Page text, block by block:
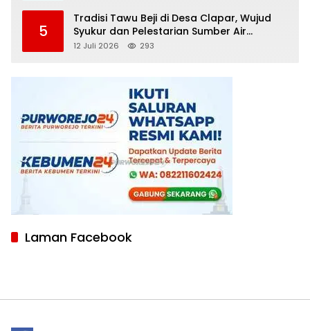
5
Tradisi Tawu Beji di Desa Clapar, Wujud
Syukur dan Pelestarian Sumber Air
Kehidupan yang Tak Pernah Kering
12 Juli 2026 293
Laman Facebook